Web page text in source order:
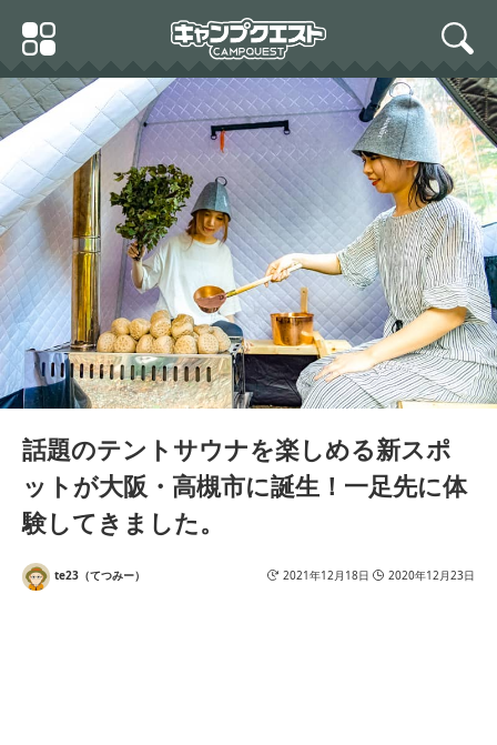
Primary
Menu
search
話題のテントサウナを楽しめる新スポ
ットが大阪・高槻市に誕生！一足先に体
験してきました。
te23（てつみー） 2021年12月18日 2020年12月23日